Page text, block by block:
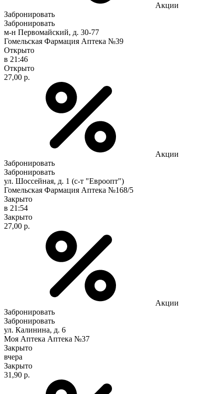
Акции
Забронировать
Забронировать
м-н Первомайский, д. 30-77
Гомельская Фармация Аптека №39
Открыто
в 21:46
Открыто
27,00 р.
Акции
Забронировать
Забронировать
ул. Шоссейная, д. 1 (с-т "Евроопт")
Гомельская Фармация Аптека №168/5
Закрыто
в 21:54
Закрыто
27,00 р.
Акции
Забронировать
Забронировать
ул. Калинина, д. 6
Моя Аптека Аптека №37
Закрыто
вчера
Закрыто
31,90 р.